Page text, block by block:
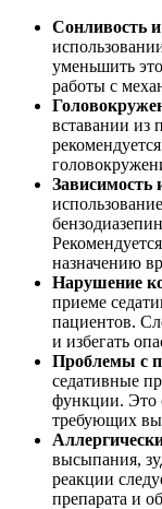
Сонливость
уменьшить
работы с
вставании из
Зависимость
назначению
Нарушение
приеме
пациентов.
и избегать
Проблемы с
седативные
функции. Это
требующих
высыпания,
реакции
препарата и